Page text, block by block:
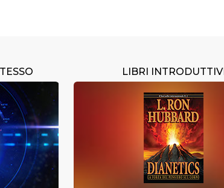
LIBRI INTRODUTTIVI